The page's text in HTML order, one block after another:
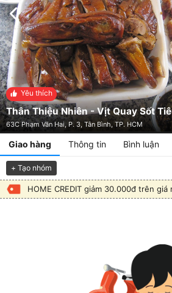
Yêu thích
63C Phạm Văn Hai, P. 3, Tân Bình, TP. HCM
Giao hàng Thông tin Bình luận
+ Tạo nhóm
HOME CREDIT giảm 30.000đ trên giá